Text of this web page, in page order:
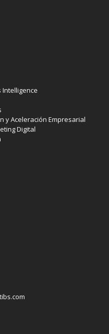
Intelligence
y Aceleración Empresarial
Digital